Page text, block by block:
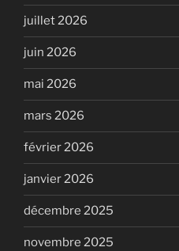
juillet 2026
juin 2026
mai 2026
mars 2026
février 2026
janvier 2026
décembre 2025
novembre 2025